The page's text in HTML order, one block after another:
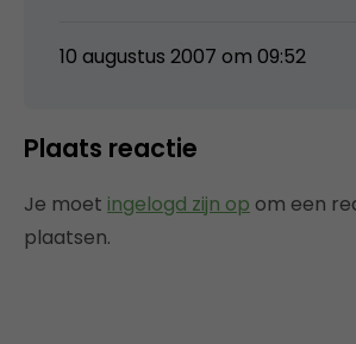
10 augustus 2007 om 09:52
Plaats reactie
Je moet ingelogd zijn op om een
plaatsen.